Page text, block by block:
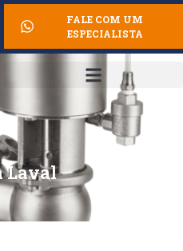
FALE COM UM
ESPECIALISTA
Laval